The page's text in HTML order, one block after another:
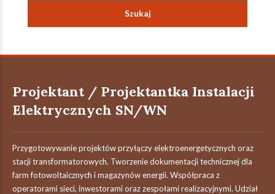
Projektant / Projektantka Instalacji
Elektrycznych SN/WN
Przygotowywanie projektów przyłączy elektroenergetycznych oraz
stacji transformatorowych. Tworzenie dokumentacji technicznej dla
farm fotowoltaicznych i magazynów energii. Współpraca z
operatorami sieci, inwestorami oraz zespołami realizacyjnymi. Udział